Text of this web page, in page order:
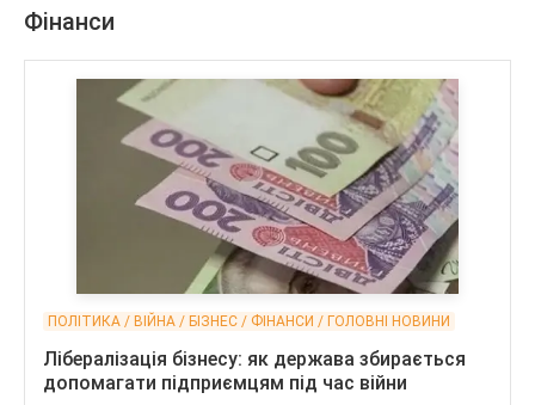
Фінанси
ПОЛІТИКА / ВІЙНА / БІЗНЕС / ФІНАНСИ / ГОЛОВНІ НОВИНИ
Лібералізація бізнесу: як держава збирається
допомагати підприємцям під час війни